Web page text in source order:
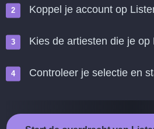
Koppel je account op
Kies de artiesten die je op
Controleer je selectie en